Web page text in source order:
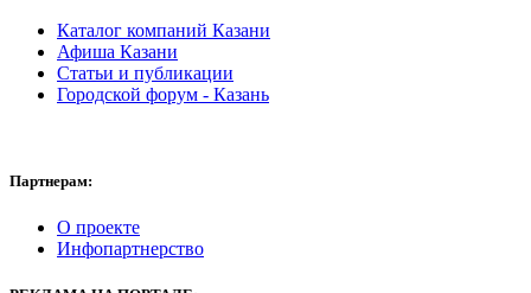
Каталог компаний Казани
Афиша Казани
Статьи и публикации
Городской форум - Казань
Партнерам:
О проекте
Инфопартнерство